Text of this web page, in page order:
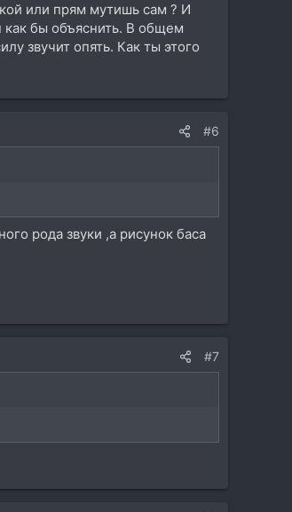
или прям мутишь сам ? И
как бы объяснить. В общем
звучит опять. Как ты этого
#6
рода звуки ,а рисунок баса
#7